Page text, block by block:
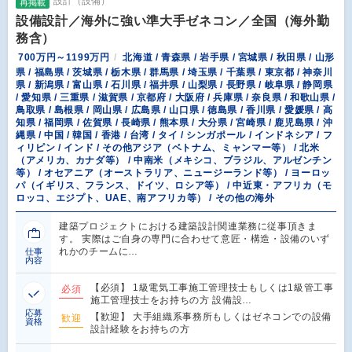
再掲載
設備設計／海外に強い準大手ゼネコン／全国（海外勤
務含）
700万円～1199万円
北海道 / 青森県 / 岩手県 / 宮城県 / 秋田県 / 山形
県 / 福島県 / 茨城県 / 栃木県 / 群馬県 / 埼玉県 / 千葉県 / 東京都 / 神奈川
県 / 新潟県 / 富山県 / 石川県 / 福井県 / 山梨県 / 長野県 / 岐阜県 / 静岡県
/ 愛知県 / 三重県 / 滋賀県 / 京都府 / 大阪府 / 兵庫県 / 奈良県 / 和歌山県 /
鳥取県 / 島根県 / 岡山県 / 広島県 / 山口県 / 徳島県 / 香川県 / 愛媛県 / 高
知県 / 福岡県 / 佐賀県 / 長崎県 / 熊本県 / 大分県 / 宮崎県 / 鹿児島県 / 沖
縄県 / 中国 / 韓国 / 香港 / 台湾 / タイ / シンガポール / インドネシア / フ
ィリピン / インド / その他アジア（ベトナム、ミャンマー等） / 北米
（アメリカ、カナダ等） / 中南米（メキシコ、ブラジル、アルゼンチン
等） / オセアニア（オーストラリア、ニュージーランド等） / ヨーロッ
パ（イギリス、フランス、ドイツ、ロシア等） / 中近東・アフリカ（モ
ロッコ、エジプト、UAE、南アフリカ等） / その他の海外
仕事
内容
建築プロジェクトにおける建築設計関連業務に従事頂きま
す。 実際はご自身の専門に合わせて意匠・構造・設備のいず
れかのチームに…
応募
資格
必須
【必須】 1級電気工事施工管理技士もしくは1級管工事
施工管理技士をお持ちの方 設備設…
歓迎
【歓迎】 大手組織系事務所もしくはゼネコンでの設備
設計経験をお持ちの方